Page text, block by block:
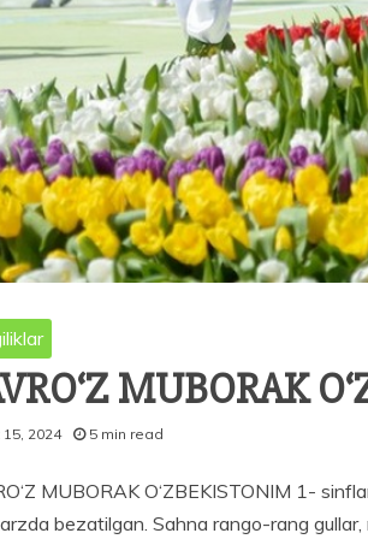
MUBORAK
15, 2024 5 min read
MUBORAK O‘ZBEKISTONIM 1-
bezatilgan. Sahna rango-rang